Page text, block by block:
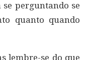
perguntando se
quanto quando
lembre-se do que